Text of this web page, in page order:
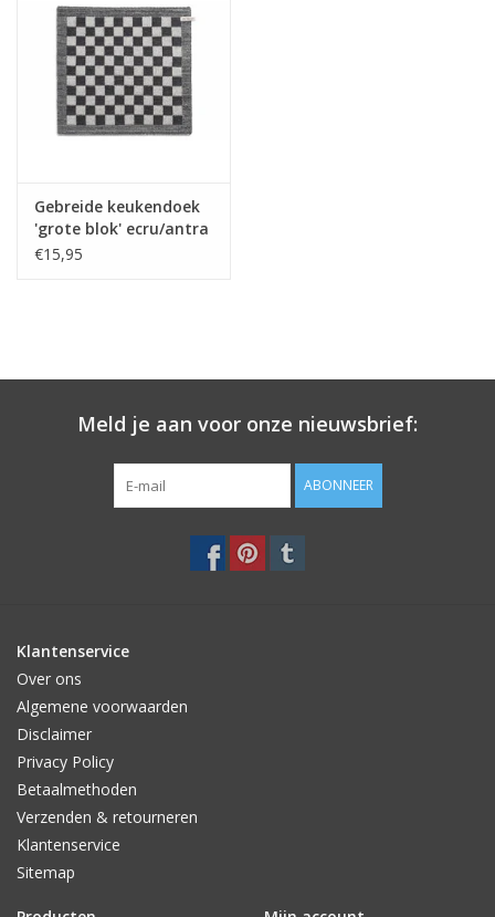
Gebreide keukendoek
'grote blok' ecru/antra
€15,95
Meld je aan voor onze nieuwsbrief:
ABONNEER
Klantenservice
Over ons
Algemene voorwaarden
Disclaimer
Privacy Policy
Betaalmethoden
Verzenden & retourneren
Klantenservice
Sitemap